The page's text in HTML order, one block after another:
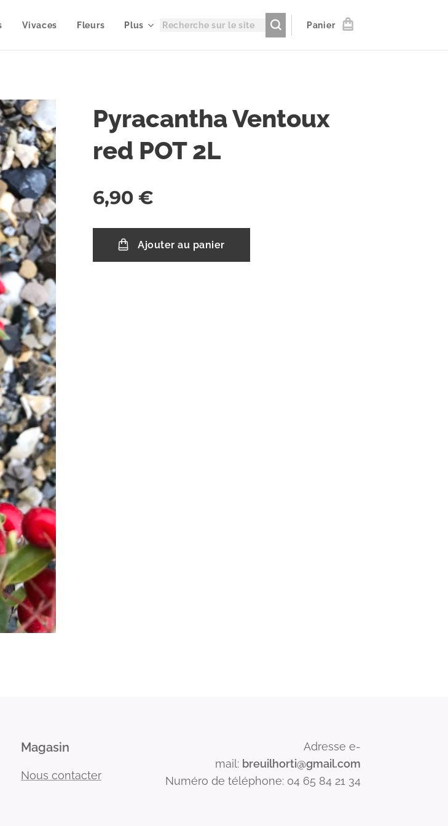
Vivaces Fleurs Plus Panier
Pyracantha Ventoux
red POT 2L
6,90 €
Ajouter au panier
Magasin
Nous contacter
Adresse e-
mail: breuilhorti@gmail.com
Numéro de téléphone: 04 65 84 21 34